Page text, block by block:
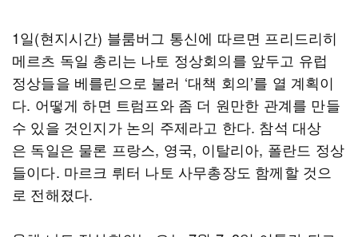
1일(현지시간) 블룸버그 통신에 따르면 프리드리히
메르츠 독일 총리는 나토 정상회의를 앞두고 유럽
정상들을 베를린으로 불러 ‘대책 회의’를 열 계획이
다. 어떻게 하면 트럼프와 좀 더 원만한 관계를 만들
수 있을 것인지가 논의 주제라고 한다. 참석 대상
은 독일은 물론 프랑스, 영국, 이탈리아, 폴란드 정상
들이다. 마르크 뤼터 나토 사무총장도 함께할 것으
로 전해졌다.